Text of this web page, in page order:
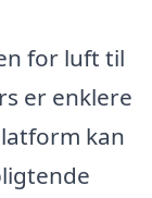
for luft til
er enklere
kan